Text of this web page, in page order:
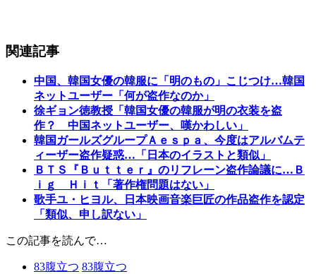
関連記事
中国、韓国女優の韓服に「明のもの」こじつけ…韓国
ネットユーザー「何が盗作なのか」
徐ギョン徳教授「韓国女優の韓服が明の衣装を盗
作？ 中国ネットユーザー、嘆かわしい」
韓国ガールズグループＡｅｓｐａ、今度はアルバムテ
ィーザー盗作疑惑…「日本のイラストと類似」
ＢＴＳ『Ｂｕｔｔｅｒ』のリフレーン盗作論議に…Ｂ
ｉｇ Ｈｉｔ「著作権問題はない」
歌手ユ・ヒヨル、日本映画音楽巨匠の作品盗作を認定
「類似、申し訳ない」
この記事を読んで…
83腹立つ 83腹立つ